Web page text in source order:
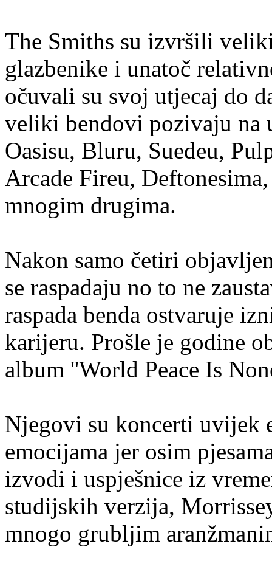
The Smiths su izvršili
glazbenike i unatoč
očuvali su svoj utjecaj do
veliki bendovi pozivaju na
Oasisu, Bluru, Suedeu,
Arcade Fireu,
mnogim drugima.
Nakon samo četiri
se raspadaju no to ne
raspada benda ostvaruje
karijeru. Prošle je godine
album ''World Peace Is
Njegovi su koncerti uvijek
emocijama jer osim
izvodi i uspješnice iz
studijskih verzija,
mnogo grubljim